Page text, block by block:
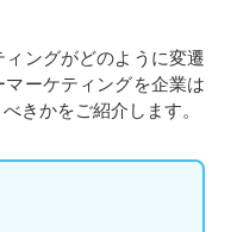
ングがどのように変遷
ーケティングを企業は
きかをご紹介します。